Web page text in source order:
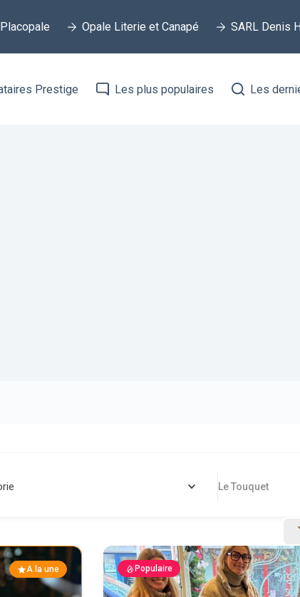
Placopale Opale Literie et Canapé SARL Denis
Prestige Les plus populaires Les
Le Touquet
A la une Populaire